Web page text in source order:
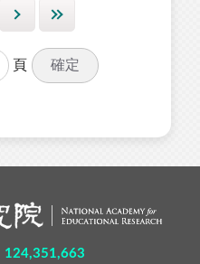
頁 確定
124,351,663